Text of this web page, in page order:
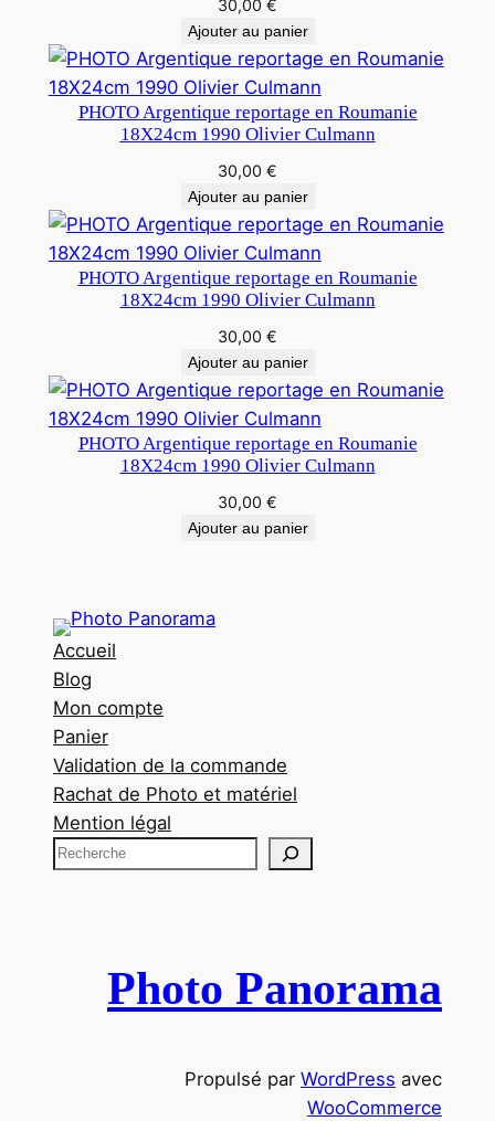
30,00 €
Ajouter au panier
PHOTO Argentique reportage en Roumanie
18X24cm 1990 Olivier Culmann
30,00 €
Ajouter au panier
PHOTO Argentique reportage en Roumanie
18X24cm 1990 Olivier Culmann
30,00 €
Ajouter au panier
PHOTO Argentique reportage en Roumanie
18X24cm 1990 Olivier Culmann
30,00 €
Ajouter au panier
Accueil
Blog
Mon compte
Panier
Validation de la commande
Rachat de Photo et matériel
Mention légal
R
Photo Panorama
Propulsé par WordPress avec
WooCommerce